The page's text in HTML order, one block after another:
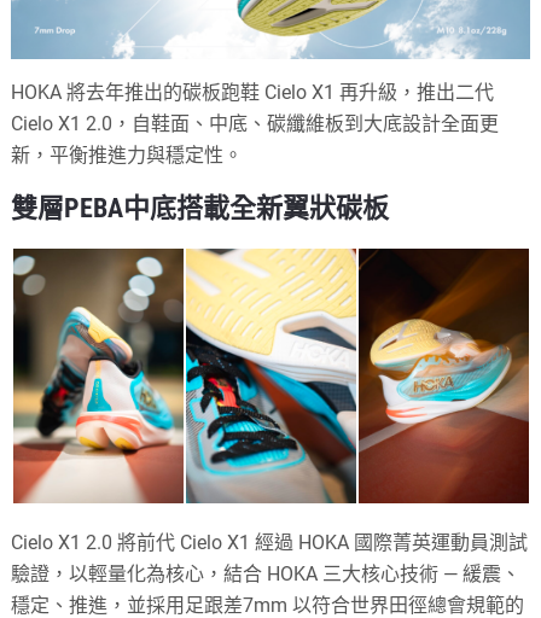
HOKA 將去年推出的碳板跑鞋 Cielo X1 再升級，推出二代
Cielo X1 2.0，自鞋面、中底、碳纖維板到大底設計全面更
新，平衡推進力與穩定性。
雙層PEBA中底搭載全新翼狀碳板
Cielo X1 2.0 將前代 Cielo X1 經過 HOKA 國際菁英運動員測試
驗證，以輕量化為核心，結合 HOKA 三大核心技術 — 緩震、
穩定、推進，並採用足跟差7mm 以符合世界田徑總會規範的